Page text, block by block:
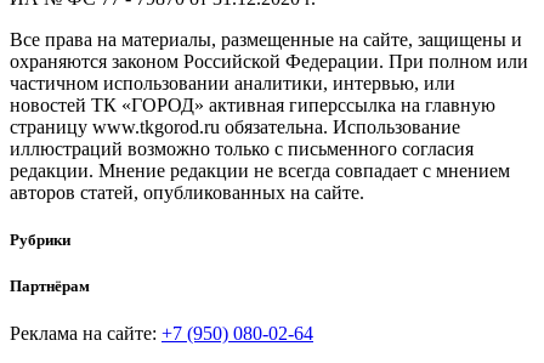
Все права на материалы, размещенные на сайте, защищены и
охраняются законом Российской Федерации. При полном или
частичном использовании аналитики, интервью, или
новостей ТК «ГОРОД» активная гиперссылка на главную
страницу www.tkgorod.ru обязательна. Использование
иллюстраций возможно только с письменного согласия
редакции. Мнение редакции не всегда совпадает с мнением
авторов статей, опубликованных на сайте.
Рубрики
Партнёрам
Реклама на сайте: +7 (950) 080-02-64